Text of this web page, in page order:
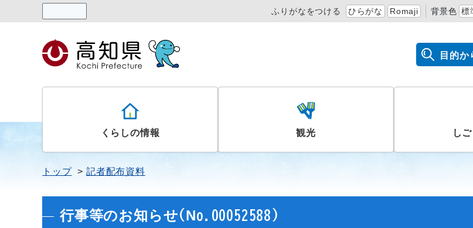
ふりがなをつける ひらがな Romaji 背景色 標
目的か
くらしの情報 観光 し
トップ 記者配布資料
行事等のお知らせ(No.00052588)